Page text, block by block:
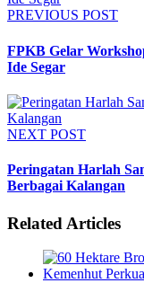
PREVIOUS POST
FPKB Gelar
Ide Segar
NEXT POST
Peringatan Harlah
Berbagai Kalangan
Related Articles